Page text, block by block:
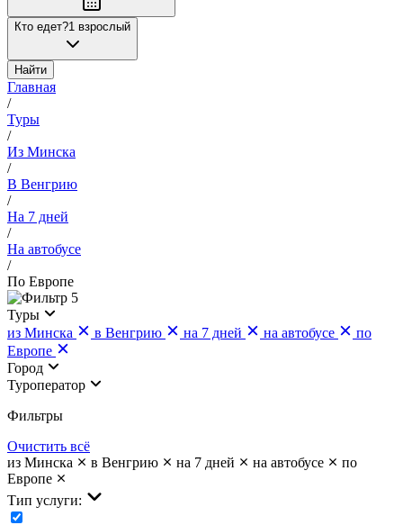
Кто едет?1 взрослый
Найти
Главная
/
Туры
/
Из Минска
/
В Венгрию
/
На 7 дней
/
На автобусе
/
По Европе
5
Туры
из Минска
в Венгрию на 7 дней на автобусе
по
Европе
Город
Туроператор
Фильтры
Очистить всё
из Минска
в Венгрию на 7 дней на автобусе
по
Европе
Тип услуги: